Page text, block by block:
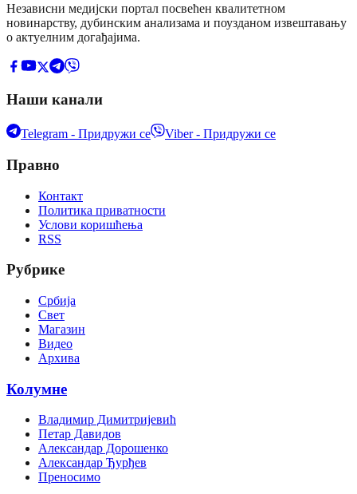
Независни медијски портал посвећен квалитетном
новинарству, дубинским анализама и поузданом извештавању
о актуелним догађајима.
Наши канали
Telegram - Придружи се Viber - Придружи се
Правно
Контакт
Политика приватности
Услови коришћења
RSS
Рубрике
Србија
Свет
Магазин
Видео
Архива
Колумне
Владимир Димитријевић
Петар Давидов
Александар Дорошенко
Александар Ђурђев
Преносимо